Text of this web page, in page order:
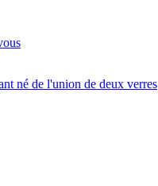
né de l'union de deux verres